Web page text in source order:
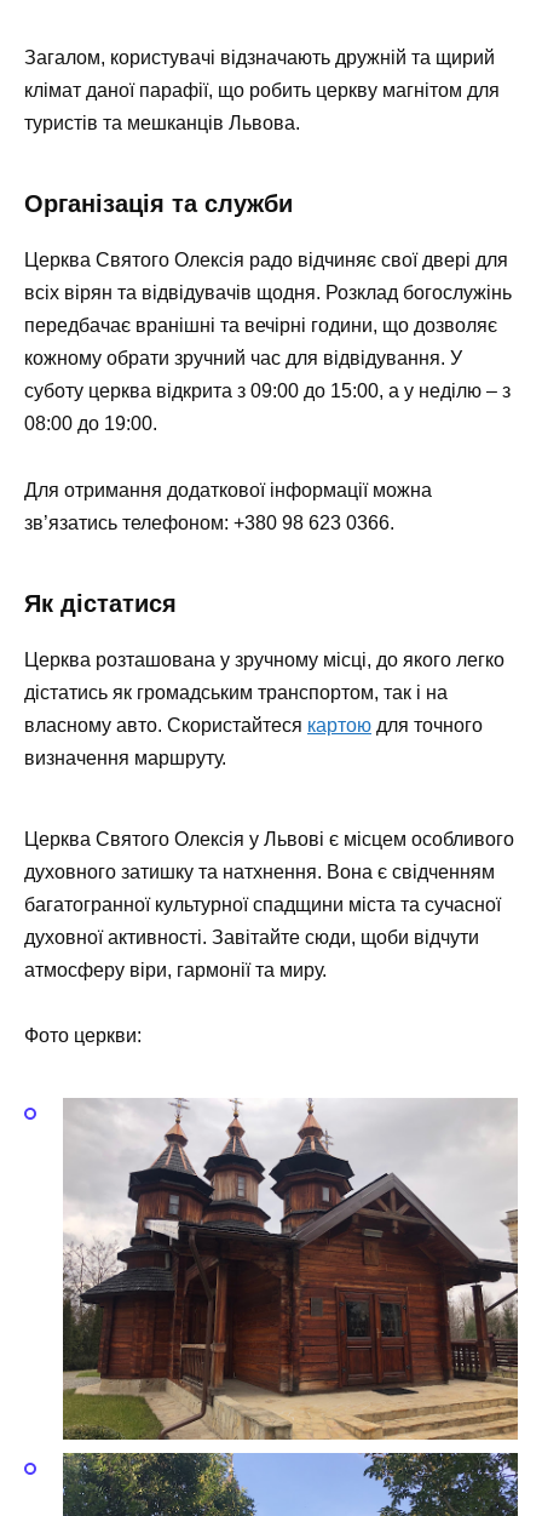
Загалом, користувачі відзначають дружній та щирий
клімат даної парафії, що робить церкву магнітом для
туристів та мешканців Львова.
Організація та служби
Церква Святого Олексія радо відчиняє свої двері для
всіх вірян та відвідувачів щодня. Розклад богослужінь
передбачає вранішні та вечірні години, що дозволяє
кожному обрати зручний час для відвідування. У
суботу церква відкрита з 09:00 до 15:00, а у неділю – з
08:00 до 19:00.
Для отримання додаткової інформації можна
зв’язатись телефоном: +380 98 623 0366.
Як дістатися
Церква розташована у зручному місці, до якого легко
дістатись як громадським транспортом, так і на
власному авто. Скористайтеся картою для точного
визначення маршруту.
Церква Святого Олексія у Львові є місцем особливого
духовного затишку та натхнення. Вона є свідченням
багатогранної культурної спадщини міста та сучасної
духовної активності. Завітайте сюди, щоби відчути
атмосферу віри, гармонії та миру.
Фото церкви: